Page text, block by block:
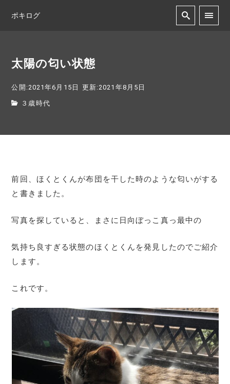
ポキログ
太陽の匂い状態
公開:2021年6月15日 更新:2021年8月5日
３歳時代
前回、ほくとくんが布団を干した時のような匂いがする
と書きました。
写真を探していると、まさに日向ぼっこ真っ最中の
気持ち良すぎる状態のほくとくんを発見したのでご紹介
します。
これです。